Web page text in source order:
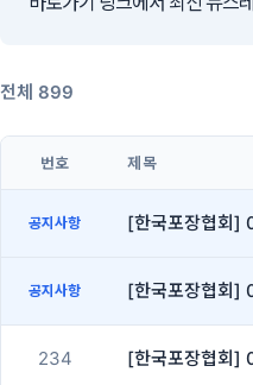
전체 899
번호 제목
공지사항 [한국포장협회]
공지사항 [한국포장협회]
234 [한국포장협회]